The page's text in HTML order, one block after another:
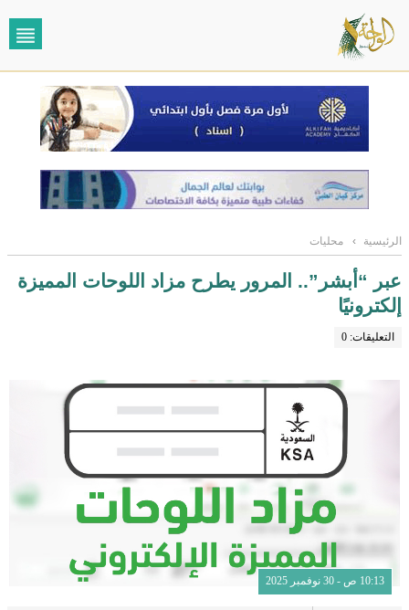
الرئيسية › محليات
عبر “أبشر”.. المرور يطرح مزاد اللوحات المميزة
إلكترونيًا
التعليقات: 0
10:13 ص - 30 نوفمبر 2025